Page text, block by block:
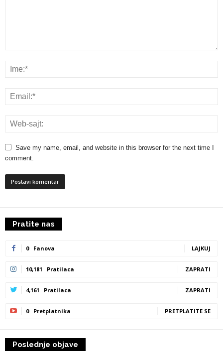
Save my name, email, and website in this browser for the next time I
comment.
Pratite nas
0 Fanova LAJKUJ
10,181 Pratilaca ZAPRATI
4,161 Pratilaca ZAPRATI
0 Pretplatnika PRETPLATITE SE
Poslednje objave